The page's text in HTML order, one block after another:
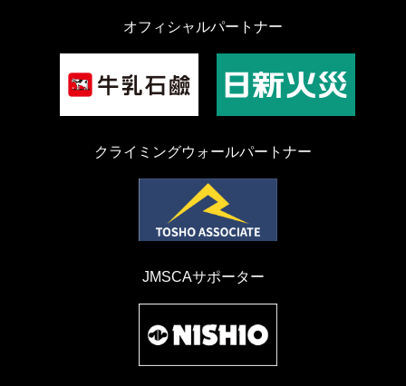
オフィシャルパートナー
クライミングウォールパートナー
JMSCAサポーター